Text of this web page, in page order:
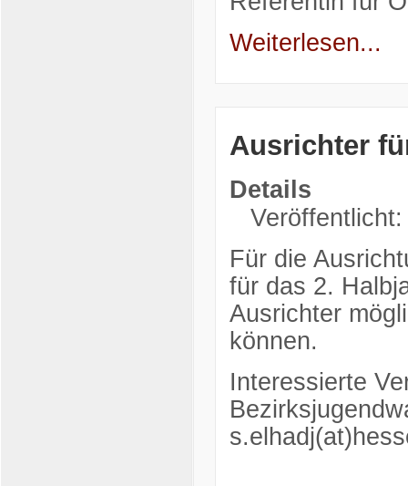
Weiterlesen...
Ausrichter
Details
Für die
für das 2.
Ausrichter
können.
Interessierte